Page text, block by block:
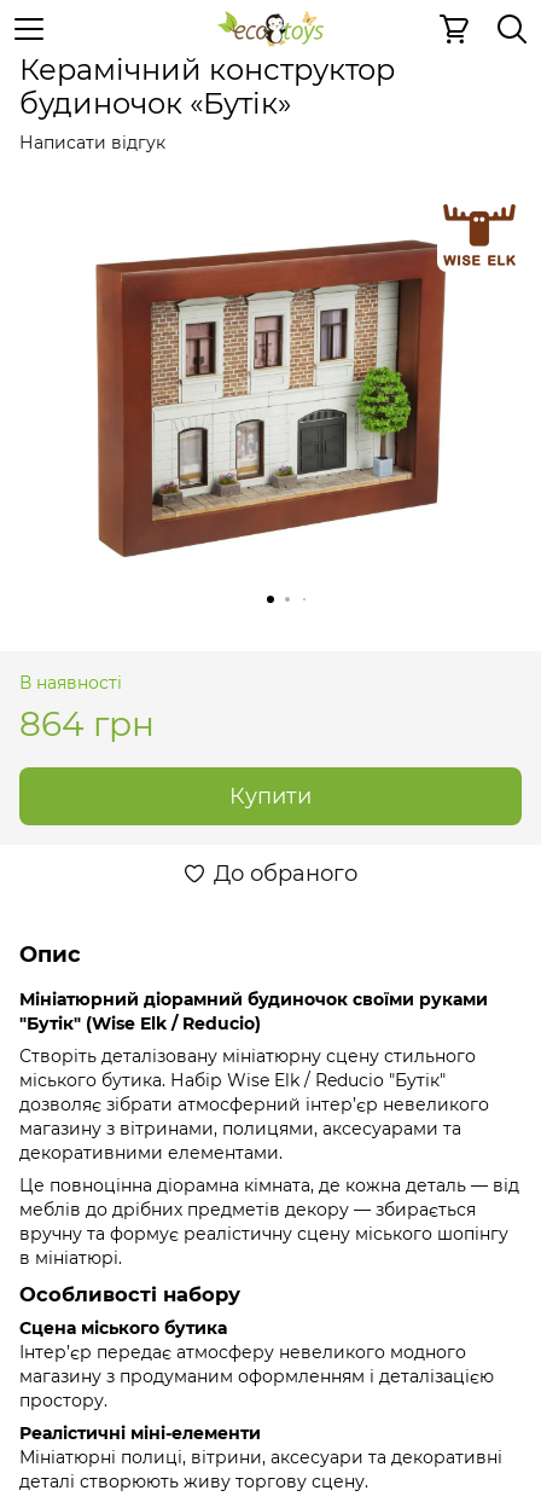
Керамічні конструктори Керамічний конструктор
Керамічний конструктор
будиночок «Бутік»
Написати відгук
В наявності
864 грн
Купити
До обраного
Опис
Мініатюрний діорамний будиночок своїми руками
"Бутік" (Wise Elk / Reducio)
Створіть деталізовану мініатюрну сцену стильного
міського бутика. Набір Wise Elk / Reducio "Бутік"
дозволяє зібрати атмосферний інтер’єр невеликого
магазину з вітринами, полицями, аксесуарами та
декоративними елементами.
Це повноцінна діорамна кімната, де кожна деталь — від
меблів до дрібних предметів декору — збирається
вручну та формує реалістичну сцену міського шопінгу
в мініатюрі.
Особливості набору
Сцена міського бутика
Інтер’єр передає атмосферу невеликого модного
магазину з продуманим оформленням і деталізацією
простору.
Реалістичні міні-елементи
Мініатюрні полиці, вітрини, аксесуари та декоративні
деталі створюють живу торгову сцену.